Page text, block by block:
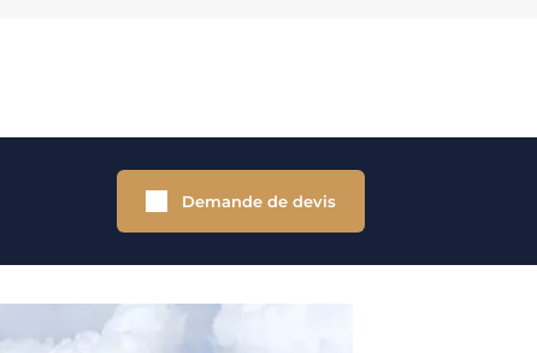
Demande de devis